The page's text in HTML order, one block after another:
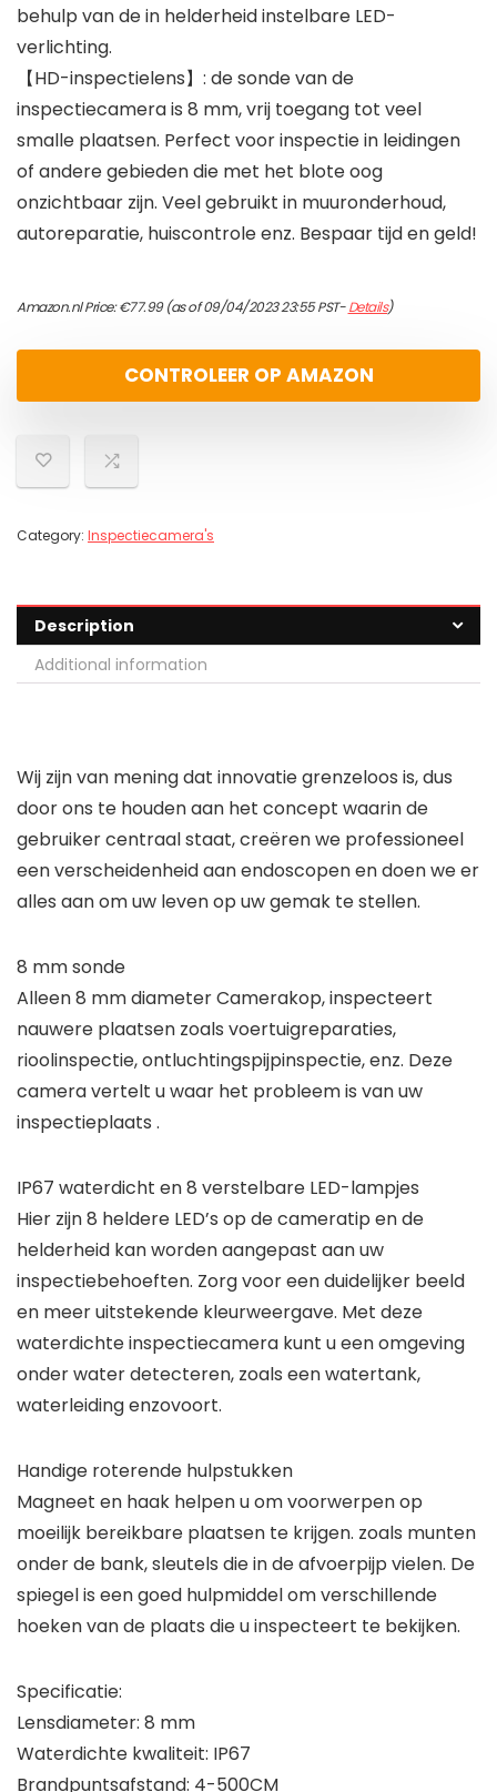
behulp van de in helderheid instelbare LED-
verlichting.
【HD-inspectielens】: de sonde van de
inspectiecamera is 8 mm, vrij toegang tot veel
smalle plaatsen. Perfect voor inspectie in leidingen
of andere gebieden die met het blote oog
onzichtbaar zijn. Veel gebruikt in muuronderhoud,
autoreparatie, huiscontrole enz. Bespaar tijd en geld!
Amazon.nl Price:€77.99(as of 09/04/2023 23:55 PST-Details)
CONTROLEER OP AMAZON
Category: Inspectiecamera's
Description
Additional information
Wij zijn van mening dat innovatie grenzeloos is, dus
door ons te houden aan het concept waarin de
gebruiker centraal staat, creëren we professioneel
een verscheidenheid aan endoscopen en doen we er
alles aan om uw leven op uw gemak te stellen.
8 mm sonde
Alleen 8 mm diameter Camerakop, inspecteert
nauwere plaatsen zoals voertuigreparaties,
rioolinspectie, ontluchtingspijpinspectie, enz. Deze
camera vertelt u waar het probleem is van uw
inspectieplaats .
IP67 waterdicht en 8 verstelbare LED-lampjes
Hier zijn 8 heldere LED’s op de cameratip en de
helderheid kan worden aangepast aan uw
inspectiebehoeften. Zorg voor een duidelijker beeld
en meer uitstekende kleurweergave. Met deze
waterdichte inspectiecamera kunt u een omgeving
onder water detecteren, zoals een watertank,
waterleiding enzovoort.
Handige roterende hulpstukken
Magneet en haak helpen u om voorwerpen op
moeilijk bereikbare plaatsen te krijgen. zoals munten
onder de bank, sleutels die in de afvoerpijp vielen. De
spiegel is een goed hulpmiddel om verschillende
hoeken van de plaats die u inspecteert te bekijken.
Specificatie:
Lensdiameter: 8 mm
Waterdichte kwaliteit: IP67
Brandpuntsafstand: 4-500CM